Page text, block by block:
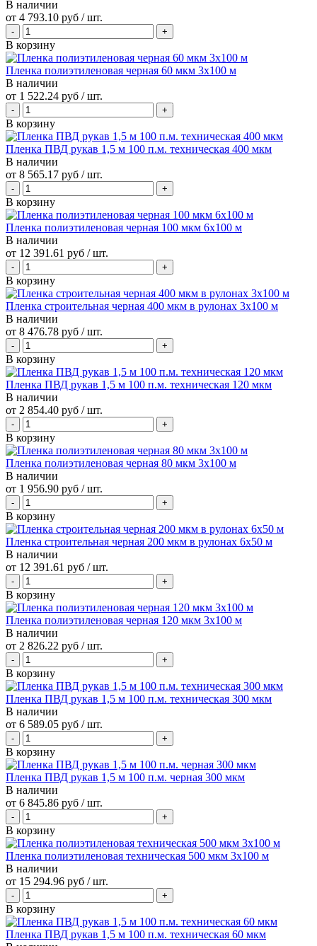
В наличии
от 4 793.10 руб / шт.
В корзину
Пленка полиэтиленовая черная 60 мкм 3х100 м
В наличии
от 1 522.24 руб / шт.
В корзину
Пленка ПВД рукав 1,5 м 100 п.м. техническая 400 мкм
В наличии
от 8 565.17 руб / шт.
В корзину
Пленка полиэтиленовая черная 100 мкм 6х100 м
В наличии
от 12 391.61 руб / шт.
В корзину
Пленка строительная черная 400 мкм в рулонах 3х100 м
В наличии
от 8 476.78 руб / шт.
В корзину
Пленка ПВД рукав 1,5 м 100 п.м. техническая 120 мкм
В наличии
от 2 854.40 руб / шт.
В корзину
Пленка полиэтиленовая черная 80 мкм 3х100 м
В наличии
от 1 956.90 руб / шт.
В корзину
Пленка строительная черная 200 мкм в рулонах 6х50 м
В наличии
от 12 391.61 руб / шт.
В корзину
Пленка полиэтиленовая черная 120 мкм 3х100 м
В наличии
от 2 826.22 руб / шт.
В корзину
Пленка ПВД рукав 1,5 м 100 п.м. техническая 300 мкм
В наличии
от 6 589.05 руб / шт.
В корзину
Пленка ПВД рукав 1,5 м 100 п.м. черная 300 мкм
В наличии
от 6 845.86 руб / шт.
В корзину
Пленка полиэтиленовая техническая 500 мкм 3х100 м
В наличии
от 15 294.96 руб / шт.
В корзину
Пленка ПВД рукав 1,5 м 100 п.м. техническая 60 мкм